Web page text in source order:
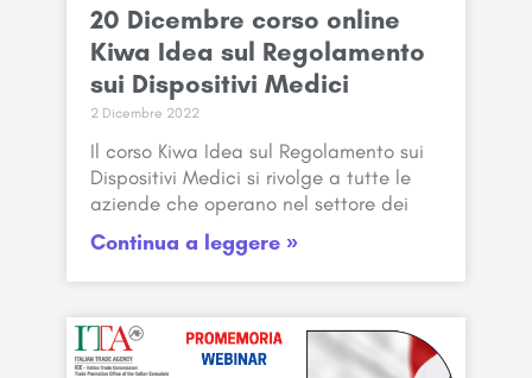
20 Dicembre corso online
Kiwa Idea sul Regolamento
sui Dispositivi Medici
2 Dicembre 2022
Il corso Kiwa Idea sul Regolamento sui
Dispositivi Medici si rivolge a tutte le
aziende che operano nel settore dei
Continua a leggere »